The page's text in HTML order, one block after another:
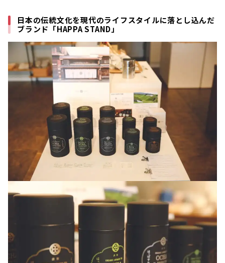
日本の伝統文化を現代のライフスタイルに落とし込んだ
ブランド「HAPPA STAND」